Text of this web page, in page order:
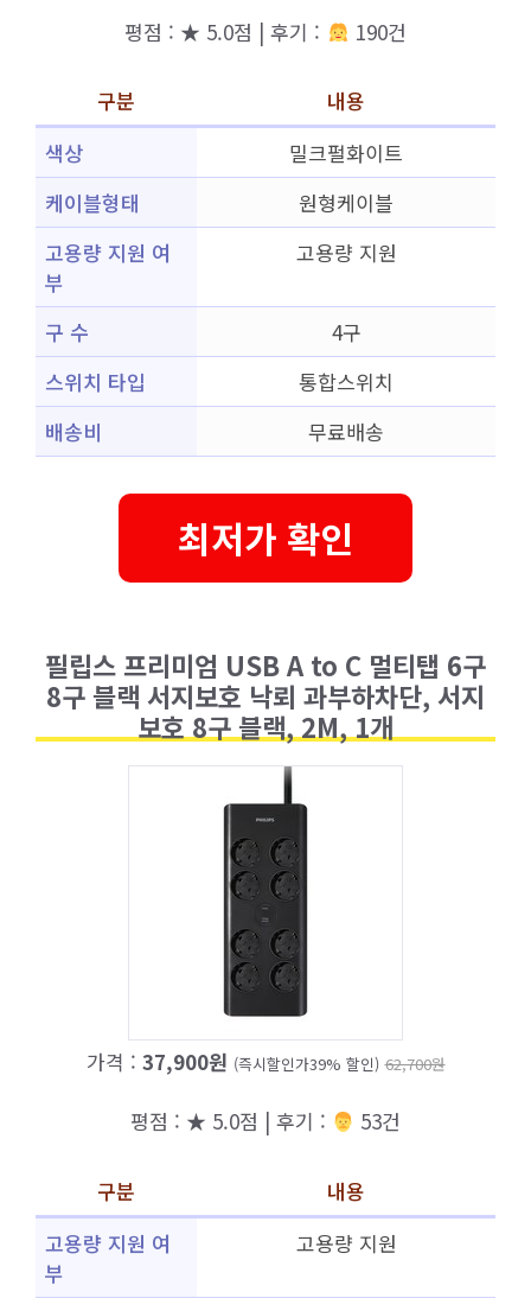
평점 : ★ 5.0점 | 후기 : 190건
구분
내용
색상
밀크펄화이트
케이블형태
원형케이블
고용량 지원 여
부
고용량 지원
구 수
4구
스위치 타입
통합스위치
배송비
무료배송
최저가 확인
필립스 프리미엄 USB A to C 멀티탭 6구
8구 블랙 서지보호 낙뢰 과부하차단, 서지
보호 8구 블랙, 2M, 1개
가격 : 37,900원 (즉시할인가39% 할인) 62,700원
평점 : ★ 5.0점 | 후기 : ‍‍ 53건
구분
내용
고용량 지원 여
부
고용량 지원